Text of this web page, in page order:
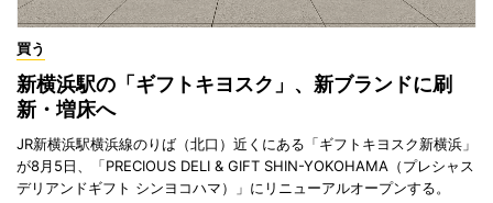
買う
新横浜駅の「ギフトキヨスク」、新ブランドに刷
新・増床へ
JR新横浜駅横浜線のりば（北口）近くにある「ギフトキヨスク新横浜」
が8月5日、「PRECIOUS DELI & GIFT SHIN-YOKOHAMA（プレシャス
デリアンドギフト シンヨコハマ）」にリニューアルオープンする。